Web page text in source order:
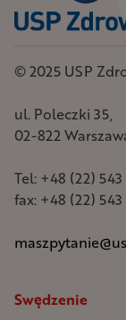
© 2025 USP
ul. Poleczki 35,
02-822
Tel: +48 (22)
fax: +48 (22) 543
Swędzenie